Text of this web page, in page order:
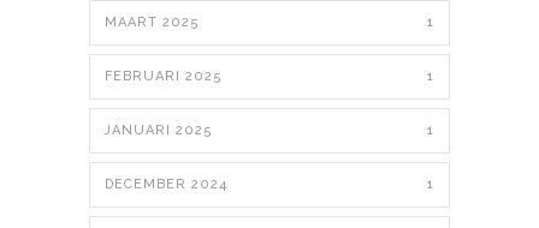
MAART 2025 1
FEBRUARI 2025 1
JANUARI 2025 1
DECEMBER 2024 1